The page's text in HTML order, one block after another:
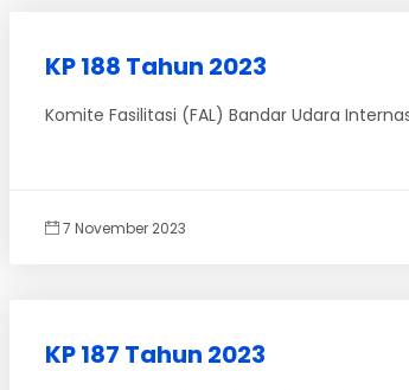
KP 188 Tahun 2023
Komite Fasilitasi (FAL) Bandar Udara
7 November 2023
KP 187 Tahun 2023